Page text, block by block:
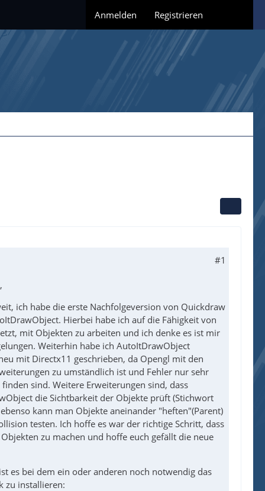
Anmelden Registrieren
#1
ich habe die erste Nachfolgeversion von Quickdraw
Hierbei habe ich auf die Fähigkeit von
mit Objekten zu arbeiten und ich denke es ist mir
Weiterhin habe ich AutoItDrawObject
mit Directx11 geschrieben, da Opengl mit den
zu umständlich ist und Fehler nur sehr
sind. Weitere Erweiterungen sind, dass
die Sichtbarkeit der Objekte prüft (Stichwort
kann man Objekte aneinander "heften"(Parent)
testen. Ich hoffe es war der richtige Schritt, dass
zu machen und hoffe euch gefällt die neue
es bei dem ein oder anderen noch notwendig das
zu installieren: